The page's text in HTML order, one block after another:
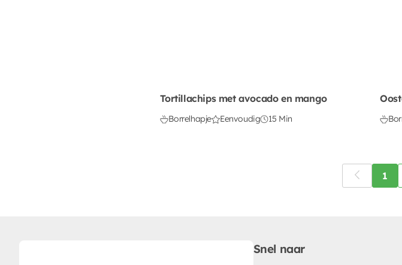
Tortillachips met avocado en mango
Borrelhapje Eenvoudig 15 Min
1
Snel naar